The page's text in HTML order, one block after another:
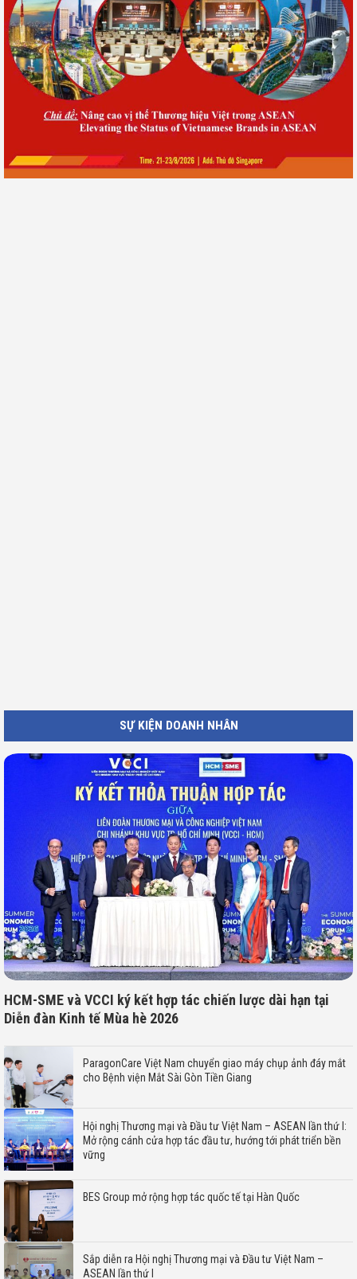
SỰ KIỆN DOANH NHÂN
HCM-SME và VCCI ký kết hợp tác chiến lược dài hạn tại
Diễn đàn Kinh tế Mùa hè 2026
ParagonCare Việt Nam chuyển giao máy chụp ảnh đáy mắt
cho Bệnh viện Mắt Sài Gòn Tiền Giang
Hội nghị Thương mại và Đầu tư Việt Nam – ASEAN lần thứ I:
Mở rộng cánh cửa hợp tác đầu tư, hướng tới phát triển bền
vững
BES Group mở rộng hợp tác quốc tế tại Hàn Quốc
Sắp diễn ra Hội nghị Thương mại và Đầu tư Việt Nam –
ASEAN lần thứ I